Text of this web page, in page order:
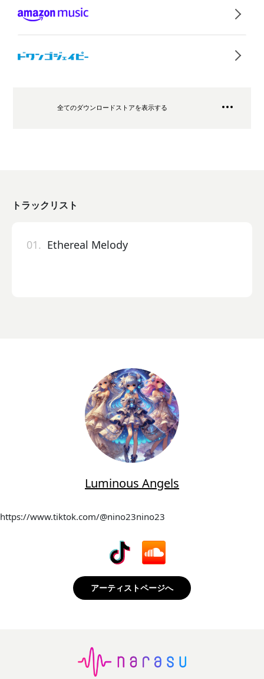
全てのダウンロードストアを表示する
トラックリスト
01. Ethereal Melody
Luminous Angels
https://www.tiktok.com/@nino23nino23
アーティストページへ